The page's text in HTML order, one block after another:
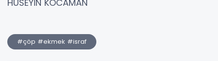
HÜSEYİN KOCAMAN
#çöp #ekmek #israf